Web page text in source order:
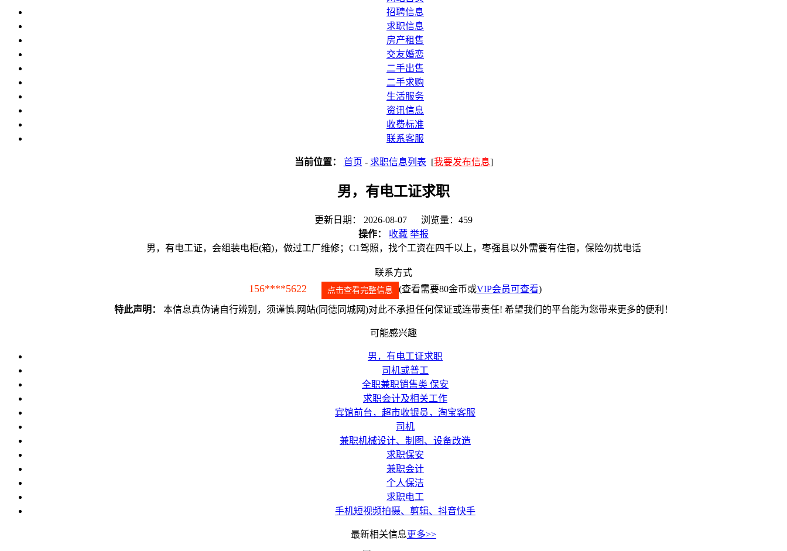
招聘信息
求职信息
房产租售
交友婚恋
二手出售
二手求购
生活服务
资讯信息
收费标准
联系客服
当前位置： 首页 - 求职信息列表 [我要发布信息]
男，有电工证求职
更新日期： 2026-08-07 浏览量：459
操作：
收藏 举报
男，有电工证，会组装电柜(箱)，做过工厂维修；C1驾照，找个工资在四千以上，枣强县以外需要有住宿，保险勿扰电话
联系方式
156****5622 点击查看完整信息 (查看需要80金币或VIP会员可查看)
特此声明： 本信息真伪请自行辨别，须谨慎.网站(同德同城网)对此不承担任何保证或连带责任! 希望我们的平台能为您带来更多的便利！
可能感兴趣
男，有电工证求职
司机或普工
全职兼职销售类 保安
求职会计及相关工作
宾馆前台，超市收银员，淘宝客服
司机
兼职机械设计、制图、设备改造
求职保安
兼职会计
个人保洁
求职电工
手机短视频拍摄、剪辑、抖音快手
最新相关信息更多>>